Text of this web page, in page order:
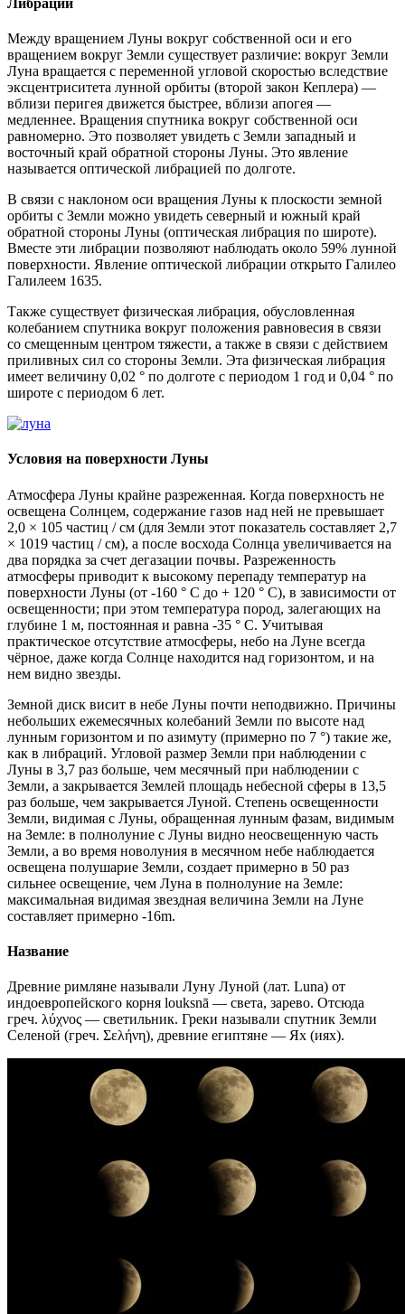
Либрации
Между вращением Луны вокруг собственной оси и его
вращением вокруг Земли существует различие: вокруг Земли
Луна вращается с переменной угловой скоростью вследствие
эксцентриситета лунной орбиты (второй закон Кеплера) —
вблизи перигея движется быстрее, вблизи апогея —
медленнее. Вращения спутника вокруг собственной оси
равномерно. Это позволяет увидеть с Земли западный и
восточный край обратной стороны Луны. Это явление
называется оптической либрацией по долготе.
В связи с наклоном оси вращения Луны к плоскости земной
орбиты с Земли можно увидеть северный и южный край
обратной стороны Луны (оптическая либрация по широте).
Вместе эти либрации позволяют наблюдать около 59% лунной
поверхности. Явление оптической либрации открыто Галилео
Галилеем 1635.
Также существует физическая либрация, обусловленная
колебанием спутника вокруг положения равновесия в связи
со смещенным центром тяжести, а также в связи с действием
приливных сил со стороны Земли. Эта физическая либрация
имеет величину 0,02 ° по долготе с периодом 1 год и 0,04 ° по
широте с периодом 6 лет.
Условия на поверхности Луны
Атмосфера Луны крайне разреженная. Когда поверхность не
освещена Солнцем, содержание газов над ней не превышает
2,0 × 105 частиц / см (для Земли этот показатель составляет 2,7
× 1019 частиц / см), а после восхода Солнца увеличивается на
два порядка за счет дегазации почвы. Разреженность
атмосферы приводит к высокому перепаду температур на
поверхности Луны (от -160 ° C до + 120 ° C), в зависимости от
освещенности; при этом температура пород, залегающих на
глубине 1 м, постоянная и равна -35 ° C. Учитывая
практическое отсутствие атмосферы, небо на Луне всегда
чёрное, даже когда Солнце находится над горизонтом, и на
нем видно звезды.
Земной диск висит в небе Луны почти неподвижно. Причины
небольших ежемесячных колебаний Земли по высоте над
лунным горизонтом и по азимуту (примерно по 7 °) такие же,
как в либраций. Угловой размер Земли при наблюдении с
Луны в 3,7 раз больше, чем месячный при наблюдении с
Земли, а закрывается Землей площадь небесной сферы в 13,5
раз больше, чем закрывается Луной. Степень освещенности
Земли, видимая с Луны, обращенная лунным фазам, видимым
на Земле: в полнолуние с Луны видно неосвещенную часть
Земли, а во время новолуния в месячном небе наблюдается
освещена полушарие Земли, создает примерно в 50 раз
сильнее освещение, чем Луна в полнолуние на Земле:
максимальная видимая звездная величина Земли на Луне
составляет примерно -16m.
Название
Древние римляне называли Луну Луной (лат. Luna) от
индоевропейского корня louksnā — света, зарево. Отсюда
греч. λύχνος — светильник. Греки называли спутник Земли
Селеной (греч. Σελήνη), древние египтяне — Ях (иях).